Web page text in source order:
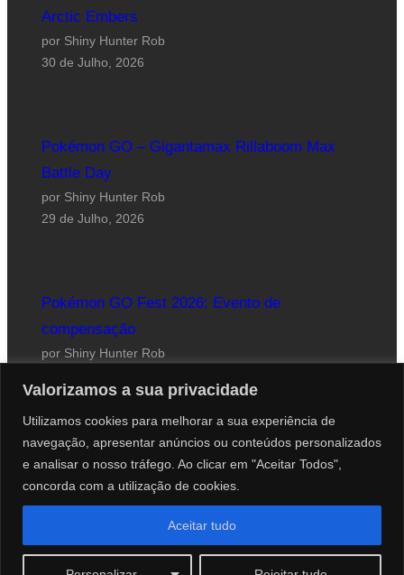
Valorizamos a sua privacidade
Utilizamos cookies para melhorar a sua experiência de
navegação, apresentar anúncios ou conteúdos personalizados
e analisar o nosso tráfego. Ao clicar em "Aceitar Todos",
concorda com a utilização de cookies.
Aceitar tudo
Arctic Embers
por Shiny Hunter Rob
30 de Julho, 2026
Pokémon GO – Gigantamax Rillaboom Max
Battle Day
por Shiny Hunter Rob
29 de Julho, 2026
Pokémon GO Fest 2026: Evento de
compensação
por Shiny Hunter Rob
Website desenhado por Roberto Coutinho
© 2012-2026 PokéCenter Blog